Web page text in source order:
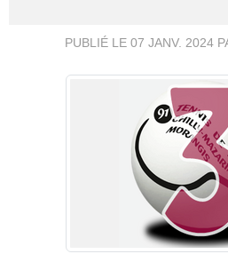
PUBLIÉ LE 07 JANV. 2024